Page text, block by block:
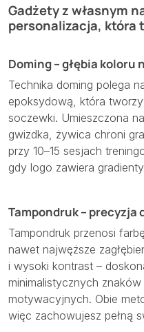
Gadżety z własnym
personalizacja, która
Doming – głębia koloru
Technika doming polega
epoksydową, która
soczewki. Umieszczona
gwizdka, żywica chroni
przy 10–15 sesjach
gdy logo zawiera
Tampondruk –
Tampondruk przenosi
nawet najwęższe
i wysoki kontrast –
minimalistycznych znaków
motywacyjnych. Obie
więc zachowujesz pełną